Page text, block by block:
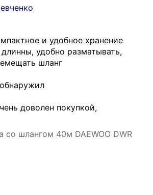
и удобное хранение
удобно разматывать,
шланг
доволен покупкой,
шлангом 40м DAEWOO DWR